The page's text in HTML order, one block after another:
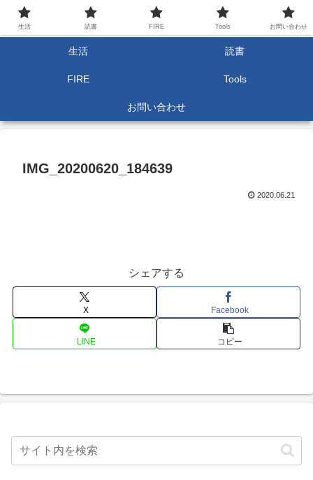
生活 読書
FIRE Tools
お問い合わせ
IMG_20200620_184639
2020.06.21
シェアする
X Facebook
LINE コピー
生活 読書 FIRE Tools お問い合わせ